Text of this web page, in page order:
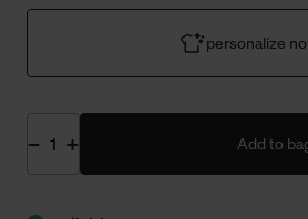
personalize
Add to